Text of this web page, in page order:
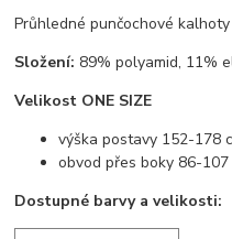
Průhledné punčochové
Složení: 89% polyamid, 11%
Velikost ONE SIZE
výška postavy 152-178
obvod přes boky 86-107
Dostupné barvy a velikosti: